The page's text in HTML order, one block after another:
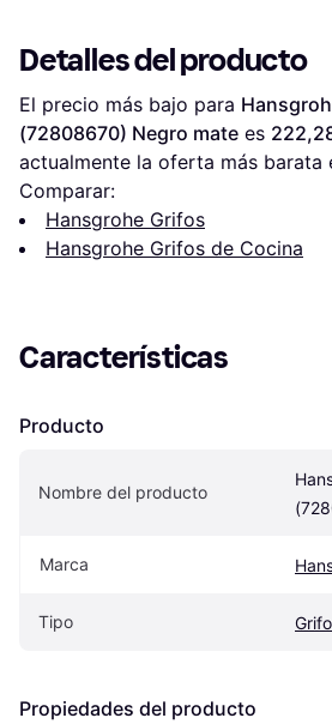
Detalles del producto
El precio más bajo para
(72808670) Negro mate es
actualmente la oferta más barata
Comparar:
Hansgrohe Grifos
Hansgrohe Grifos de Cocina
Características
Producto
Nombre del producto
Marca
Tipo
Propiedades del producto